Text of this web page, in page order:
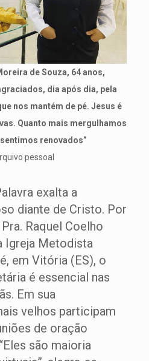
de Souza, 64 anos,
dia após dia, pela
nos mantém de pé. Jesus é
Quanto mais mergulhamos
renovados”
pessoal
exalta a
diante de Cristo. Por
Raquel Coelho
Igreja Metodista
em Vitória (ES), o
é essencial nas
Em sua
velhos participam
de oração
são maioria